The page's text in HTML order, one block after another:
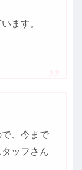
ます。
、今まで
ッフさん